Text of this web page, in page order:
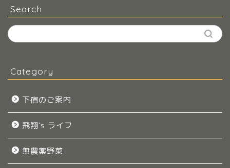
Search
Category
下宿のご案内
飛翔's ライフ
無農薬野菜